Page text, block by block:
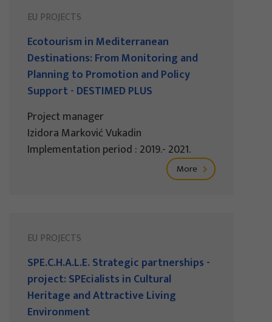
EU PROJECTS
Ecotourism in Mediterranean
Destinations: From Monitoring and
Planning to Promotion and Policy
Support - DESTIMED PLUS
Project manager
Izidora Marković Vukadin
Implementation period : 2019.- 2021.
More
EU PROJECTS
SPE.C.H.A.L.E. Strategic partnerships -
project: SPEcialists in Cultural
Heritage and Attractive Living
Environment